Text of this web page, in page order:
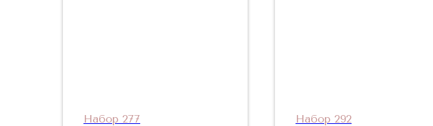
Набор 277
Набор 292